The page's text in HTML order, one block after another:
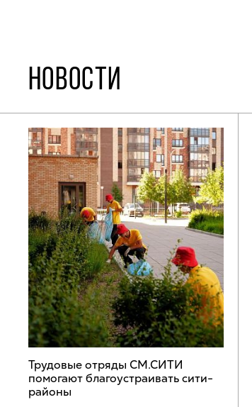
НОВОСТИ
Трудовые отряды СМ.СИТИ
помогают благоустраивать сити-
районы